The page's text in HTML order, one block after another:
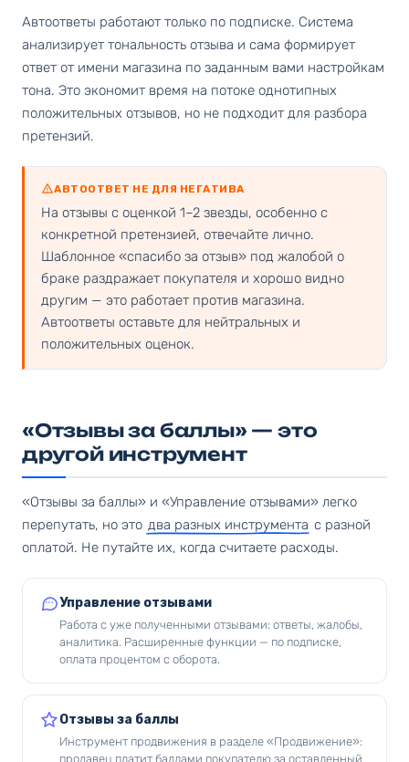
Автоответы работают только по подписке. Система
анализирует тональность отзыва и сама формирует
ответ от имени магазина по заданным вами настройкам
тона. Это экономит время на потоке однотипных
положительных отзывов, но не подходит для разбора
претензий.
АВТООТВЕТ НЕ ДЛЯ НЕГАТИВА
На отзывы с оценкой 1–2 звезды, особенно с
конкретной претензией, отвечайте лично.
Шаблонное «спасибо за отзыв» под жалобой о
браке раздражает покупателя и хорошо видно
другим — это работает против магазина.
Автоответы оставьте для нейтральных и
положительных оценок.
«Отзывы за баллы» — это
другой инструмент
«Отзывы за баллы» и «Управление отзывами» легко
перепутать, но это два разных инструмента с разной
оплатой. Не путайте их, когда считаете расходы.
Управление отзывами
Работа с уже полученными отзывами: ответы, жалобы,
аналитика. Расширенные функции — по подписке,
оплата процентом с оборота.
Отзывы за баллы
Инструмент продвижения в разделе «Продвижение»:
продавец платит баллами покупателю за оставленный